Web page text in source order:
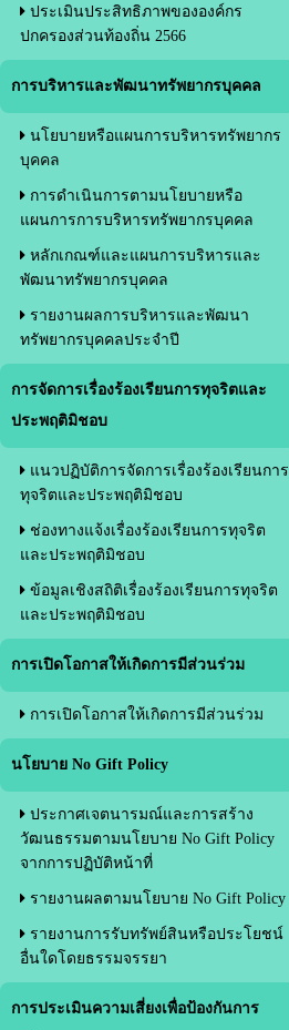
ประเมินประสิทธิภาพขององค์กร
ปกครองส่วนท้องถิ่น 2566
การบริหารและพัฒนาทรัพยากรบุคคล
นโยบายหรือแผนการบริหารทรัพยากร
บุคคล
การดำเนินการตามนโยบายหรือ
แผนการการบริหารทรัพยากรบุคคล
หลักเกณฑ์และแผนการบริหารและ
พัฒนาทรัพยากรบุคคล
รายงานผลการบริหารและพัฒนา
ทรัพยากรบุคคลประจำปี
การจัดการเรื่องร้องเรียนการทุจริตและ
ประพฤติมิชอบ
แนวปฏิบัติการจัดการเรื่องร้องเรียนการ
ทุจริตและประพฤติมิชอบ
ช่องทางแจ้งเรื่องร้องเรียนการทุจริต
และประพฤติมิชอบ
ข้อมูลเชิงสถิติเรื่องร้องเรียนการทุจริต
และประพฤติมิชอบ
การเปิดโอกาสให้เกิดการมีส่วนร่วม
การเปิดโอกาสให้เกิดการมีส่วนร่วม
นโยบาย No Gift Policy
ประกาศเจตนารมณ์และการสร้าง
วัฒนธรรมตามนโยบาย No Gift Policy
จากการปฏิบัติหน้าที่
รายงานผลตามนโยบาย No Gift Policy
รายงานการรับทรัพย์สินหรือประโยชน์
อื่นใดโดยธรรมจรรยา
การประเมินความเสี่ยงเพื่อป้องกันการ